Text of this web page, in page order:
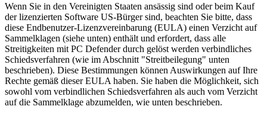
Wenn Sie in den Vereinigten Staaten ansässig sind oder beim Kauf
der lizenzierten Software US-Bürger sind, beachten Sie bitte, dass
diese Endbenutzer-Lizenzvereinbarung (EULA) einen Verzicht auf
Sammelklagen (siehe unten) enthält und erfordert, dass alle
Streitigkeiten mit PC Defender durch gelöst werden verbindliches
Schiedsverfahren (wie im Abschnitt "Streitbeilegung" unten
beschrieben). Diese Bestimmungen können Auswirkungen auf Ihre
Rechte gemäß dieser EULA haben. Sie haben die Möglichkeit, sich
sowohl vom verbindlichen Schiedsverfahren als auch vom Verzicht
auf die Sammelklage abzumelden, wie unten beschrieben.